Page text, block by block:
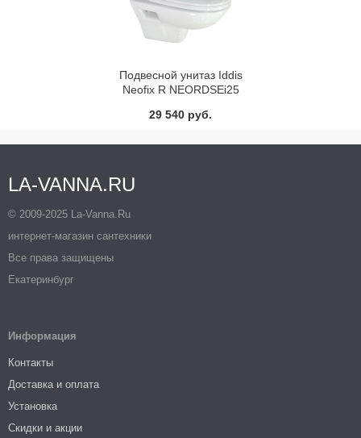
Подвесной унитаз Iddis
Neofix R NEORDSEi25
29 540 руб.
LA-VANNA.RU
© 2009-2025 La-Vanna.Ru
интернет-магазин сантехники
Все права защищены
Екатеринбург
Информация
Контакты
Доставка и оплата
Установка
Скидки и акции